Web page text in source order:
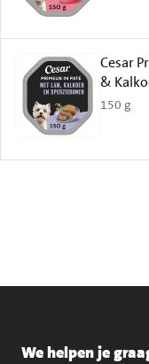
Cesar
&
150 g
We helpen je